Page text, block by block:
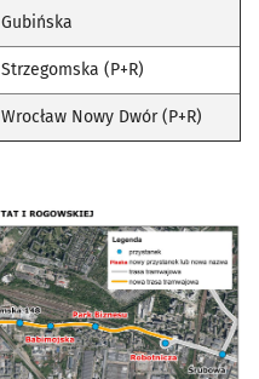
Gubińska
Strzegomska (P+R)
Wrocław Nowy Dwór (P+R)